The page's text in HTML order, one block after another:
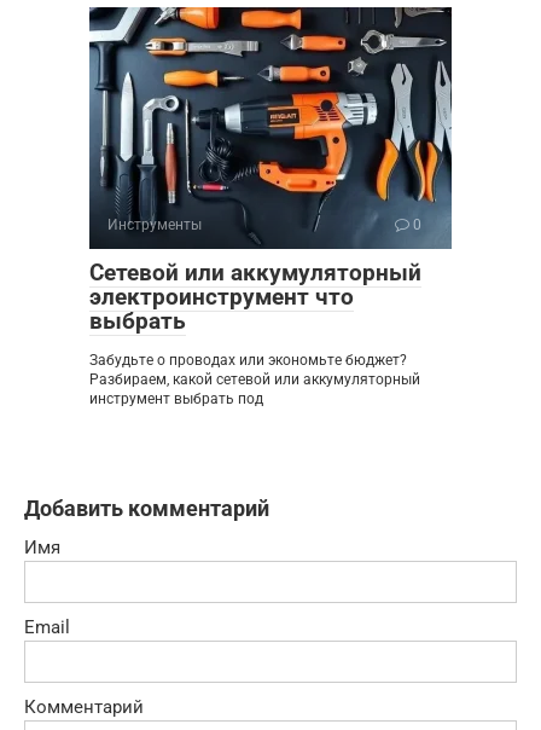
Инструменты 0
Сетевой или аккумуляторный
электроинструмент что
выбрать
Забудьте о проводах или экономьте бюджет?
Разбираем, какой сетевой или аккумуляторный
инструмент выбрать под
Добавить комментарий
Имя
Email
Комментарий